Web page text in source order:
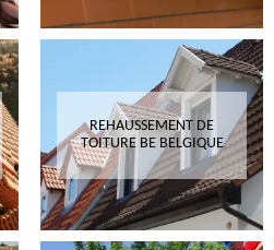
REHAUSSEMENT DE
TOITURE BE BELGIQUE